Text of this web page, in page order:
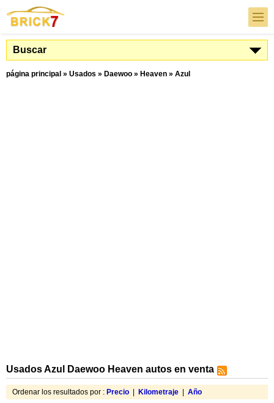
Buscar
página principal » Usados » Daewoo » Heaven » Azul
Usados Azul Daewoo Heaven autos en venta
Ordenar los resultados por : Precio Kilometraje Año